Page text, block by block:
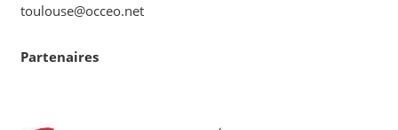
toulouse@occeo.net
Partenaires